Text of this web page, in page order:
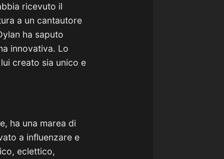
ricevuto il
a un cantautore
ha saputo
innovativa. Lo
creato sia unico e
ha una marea di
a influenzare e
eclettico,